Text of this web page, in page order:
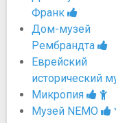
Франк
Дом-музей
Рембрандта
Еврейский
исторический
Микропия
Музей NEMO